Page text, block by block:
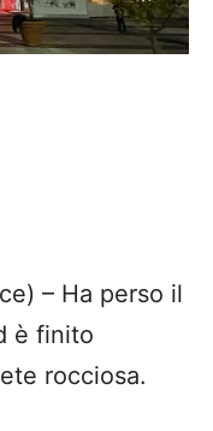
– Ha perso il
è finito
rocciosa.